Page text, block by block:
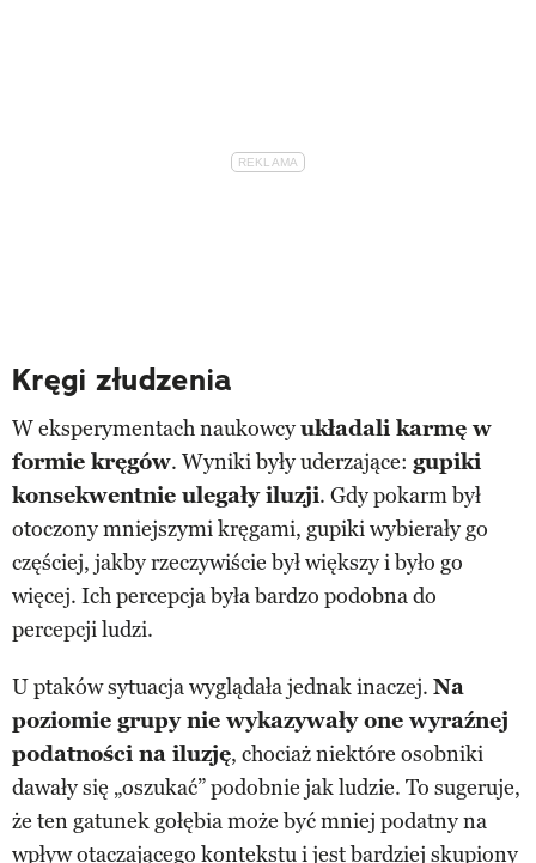
Kręgi złudzenia
W eksperymentach naukowcyukładali karmę w
formie kręgów. Wyniki były uderzające: gupiki
konsekwentnie ulegały iluzji. Gdy pokarm był
otoczony mniejszymi kręgami, gupiki wybierały go
częściej, jakby rzeczywiście był większy i było go
więcej. Ich percepcja była bardzo podobna do
percepcji ludzi.
U ptaków sytuacja wyglądała jednak inaczej. Na
poziomie grupy nie wykazywały one wyraźnej
podatności na iluzję, chociaż niektóre osobniki
dawały się „oszukać” podobnie jak ludzie. To sugeruje,
że ten gatunek gołębia może być mniej podatny na
wpływ otaczającego kontekstu i jest bardziej skupiony